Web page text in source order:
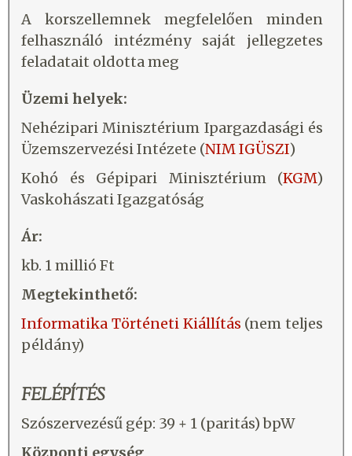
A korszellemnek megfelelően minden
felhasználó intézmény saját jellegzetes
feladatait oldotta meg
Üzemi helyek:
Nehézipari Minisztérium Ipargazdasági és
Üzemszervezési Intézete (NIM IGÜSZI)
Kohó és Gépipari Minisztérium (KGM)
Vaskohászati Igazgatóság
Ár:
kb. 1 millió Ft
Megtekinthető:
Informatika Történeti Kiállítás (nem teljes
példány)
FELÉPÍTÉS
Szószervezésű gép: 39 + 1 (paritás) bpW
Központi egység